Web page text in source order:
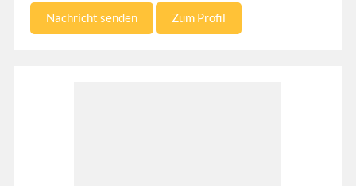
Nachricht senden Zum Profil